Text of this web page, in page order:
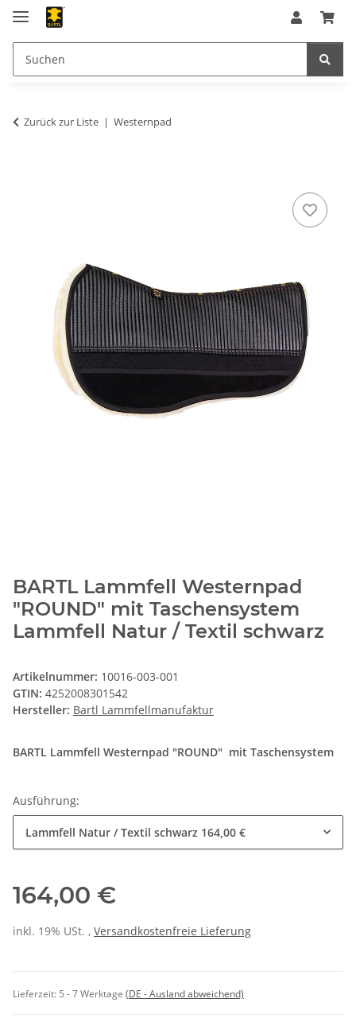
Zurück zur Liste Westernpad
BARTL Lammfell Westernpad
"ROUND" mit Taschensystem
Lammfell Natur / Textil schwarz
Artikelnummer: 10016-003-001
GTIN: 4252008301542
Hersteller: Bartl Lammfellmanufaktur
BARTL Lammfell Westernpad "ROUND" mit Taschensystem
Ausführung:
Lammfell Natur / Textil schwarz 164,00 €
164,00 €
inkl. 19% USt. , Versandkostenfreie Lieferung
Lieferzeit: 5 - 7 Werktage (DE - Ausland abweichend)